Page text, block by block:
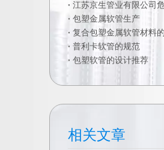
江苏京生管业有限公司
包塑金属软管生产
复合包塑金属软管材料
普利卡软管的规范
包塑软管的设计推荐
相关文章